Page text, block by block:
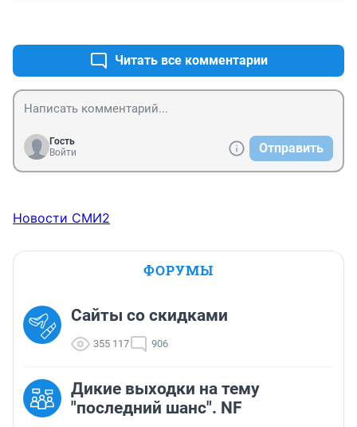
Читать все комментарии
Гость
Войти
Отправить
Новости СМИ2
ФОРУМЫ
Сайты со скидками
355 117 906
Дикие выходки на тему
"последний шанс". NF